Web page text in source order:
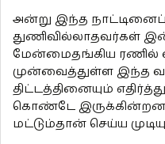
அன்று இந்த
துணிவில்லாதவர்கள்
மேன்மைதங்கிய ரணில்
முன்வைத்துள்ள இந்த
திட்டத்தினையும்
கொண்டே
மட்டும்தான் செய்ய